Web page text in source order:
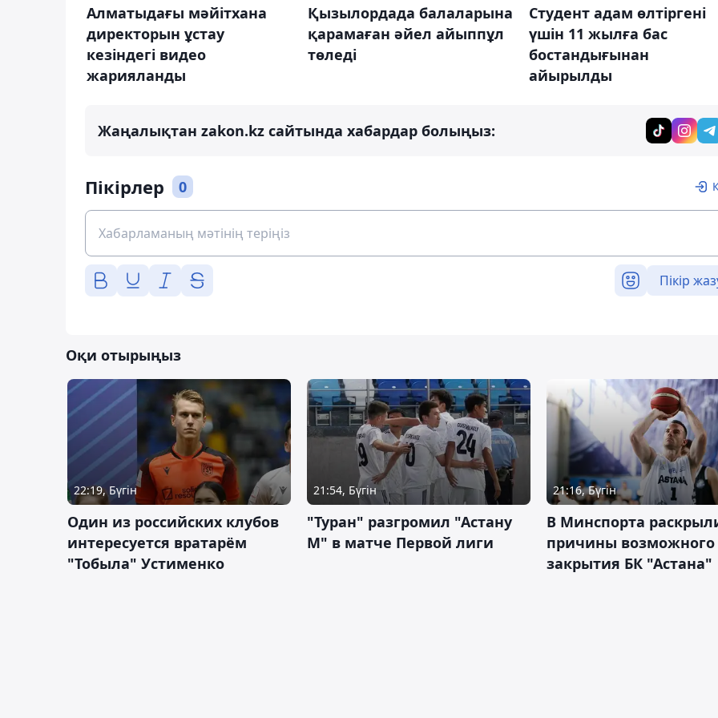
Алматыдағы мәйітхана
директорын ұстау
кезіндегі видео
жарияланды
Қызылордада балаларына
қарамаған әйел айыппұл
төледі
Студент адам өлтіргені
үшін 11 жылға бас
бостандығынан
айырылды
Жаңалықтан zakon.kz сайтында хабардар болыңыз:
Пікірлер 0
Пікір
Оқи отырыңыз
22:19, Бүгін
Один из российских клубов
интересуется вратарём
"Тобыла" Устименко
21:54, Бүгін
"Туран" разгромил "Астану
М" в матче Первой лиги
21:16, Бүгін
В Минспорта
причины возможного
закрытия БК "Астана"